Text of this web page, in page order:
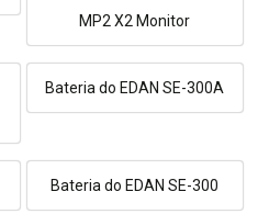
MP2 X2 Monitor
Bateria do EDAN SE-300A
Bateria do EDAN SE-300